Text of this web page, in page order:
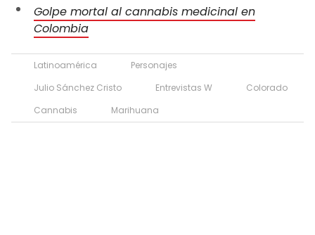
Golpe mortal al cannabis medicinal en
Colombia
Latinoamérica
Personajes
Julio Sánchez Cristo
Entrevistas W
Colorado
Cannabis
Marihuana